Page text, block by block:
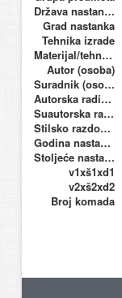
Država nastanka
Grad nastanka
Tehnika izrade
Materijal/tehnika
Autor (osoba)
Suradnik (osoba)
Autorska radionica (proizvođač)
Suautorska radionica (suproizvođač)
Stilsko razdoblje
Godina nastanka
Stoljeće nastanka
v1xš1xd1
v2xš2xd2
Broj komada